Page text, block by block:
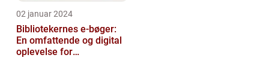
02 januar 2024
Bibliotekernes e-bøger:
En omfattende og digital
oplevelse for